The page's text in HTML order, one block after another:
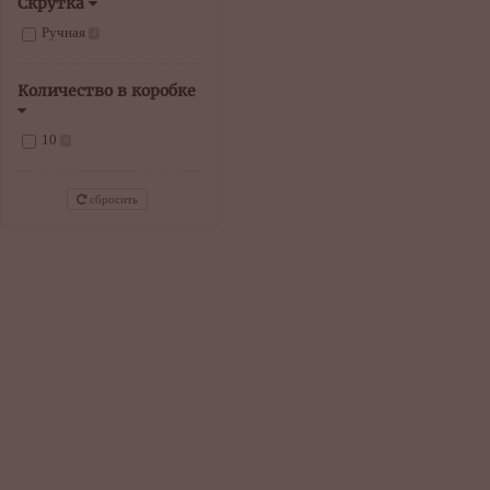
Ручная
Количество в коробке
10
сбросить